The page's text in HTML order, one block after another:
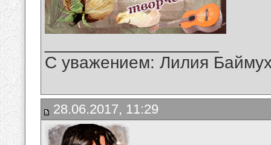
С уважением: Лилия
28.06.2017, 11:29